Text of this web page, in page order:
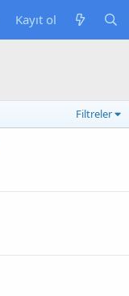
Kayıt ol
Filtreler